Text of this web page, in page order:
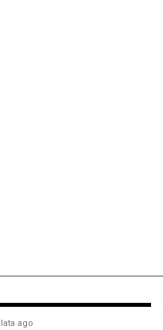
lata ago